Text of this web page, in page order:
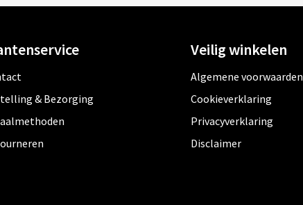
& Bezorging
Veilig winkelen
Algemene voorwaarden
Cookieverklaring
Privacyverklaring
Disclaimer